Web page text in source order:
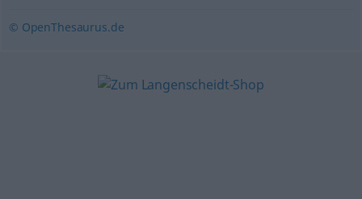
© OpenThesaurus.de